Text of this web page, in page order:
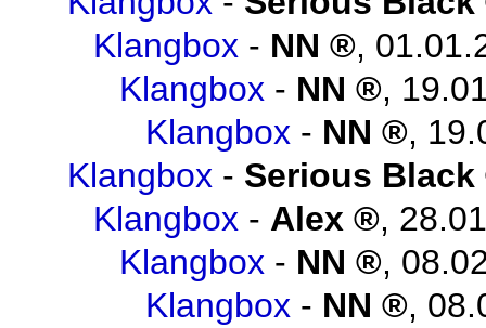
Klangbox - NN ,
Klangbox - NN ,
Klangbox - NN ,
Klangbox - Serious Black
Klangbox - Alex ,
Klangbox - NN ,
Klangbox - NN ,